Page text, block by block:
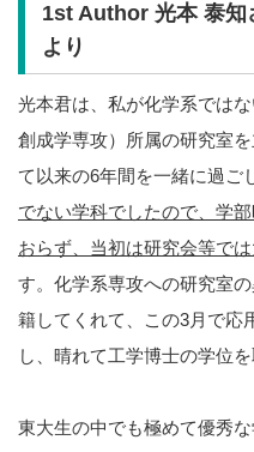
1st Author 光本 泰
より
光本君は、私が化学系では
創成学専攻）所属の研究室
て以来の6年間を一緒に過ご
でない学科でしたので、学
おらず、当初は研究会等で
す。化学系専攻への研究室
籍してくれて、この3月で応
し、晴れて工学博士の学位
東大生の中でも極めて優秀